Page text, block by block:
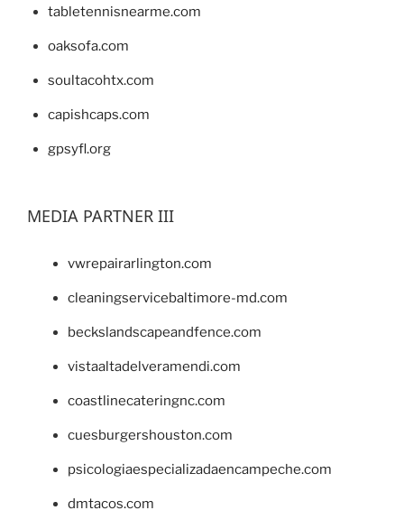
tabletennisnearme.com
oaksofa.com
soultacohtx.com
capishcaps.com
gpsyfl.org
MEDIA PARTNER III
vwrepairarlington.com
cleaningservicebaltimore-md.com
beckslandscapeandfence.com
vistaaltadelveramendi.com
coastlinecateringnc.com
cuesburgershouston.com
psicologiaespecializadaencampeche.com
dmtacos.com